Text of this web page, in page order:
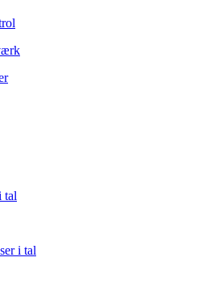
tal
i tal